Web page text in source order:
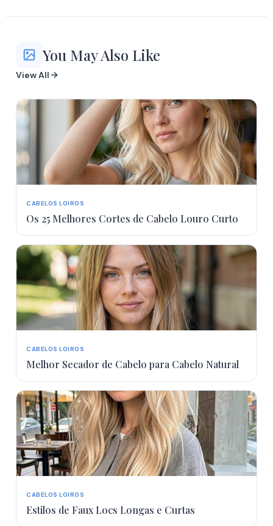
You May Also Like
View All
CABELOS LOIROS
Os 25 Melhores Cortes de Cabelo Louro Curto
CABELOS LOIROS
Melhor Secador de Cabelo para Cabelo Natural
CABELOS LOIROS
Estilos de Faux Locs Longas e Curtas